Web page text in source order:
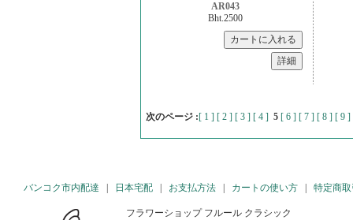
AR043
Bht.2500
次のページ :[ 1 ] [ 2 ] [ 3 ] [ 4 ] 5 [ 6 ] [ 7 ] [ 8 ] [ 9 ]
バンコク市内配達 日本宅配 お支払方法 カートの使い方 特定商
フラワーショップ フルール クラシック